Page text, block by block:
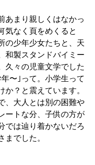
あまり親しくはなかっ
気なく頁をめくると
の少年少女たちと、天
和製スタンドバイミー
久々の児童文学でした
〜｣って。小学生って
か？と震えています。
、大人とは別の困難や
ートな分、子供の方が
では辿り着かないだろ
までした。